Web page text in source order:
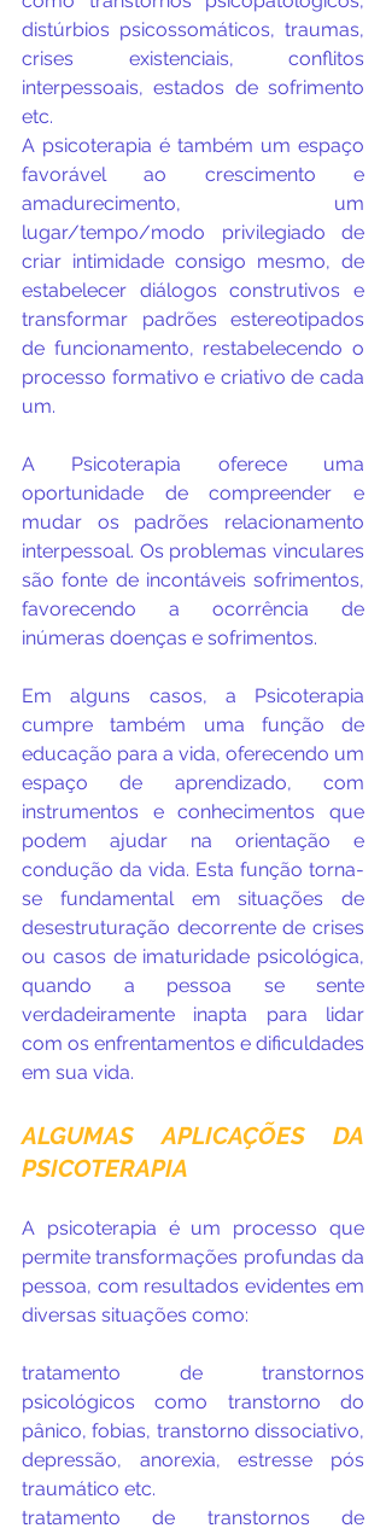
distúrbios psicossomáticos, traumas,
crises existenciais, conflitos
interpessoais, estados de sofrimento
etc.
A psicoterapia é também um espaço
favorável ao crescimento e
amadurecimento, um
lugar/tempo/modo privilegiado de
criar intimidade consigo mesmo, de
estabelecer diálogos construtivos e
transformar padrões estereotipados
de funcionamento, restabelecendo o
processo formativo e criativo de cada
um.
A Psicoterapia oferece uma
oportunidade de compreender e
mudar os padrões relacionamento
interpessoal. Os problemas vinculares
são fonte de incontáveis sofrimentos,
favorecendo a ocorrência de
inúmeras doenças e sofrimentos.
Em alguns casos, a Psicoterapia
cumpre também uma função de
educação para a vida, oferecendo um
espaço de aprendizado, com
instrumentos e conhecimentos que
podem ajudar na orientação e
condução da vida. Esta função torna-
se fundamental em situações de
desestruturação decorrente de crises
ou casos de imaturidade psicológica,
quando a pessoa se sente
verdadeiramente inapta para lidar
com os enfrentamentos e dificuldades
em sua vida.
ALGUMAS APLICAÇÕES DA
PSICOTERAPIA
A psicoterapia é um processo que
permite transformações profundas da
pessoa, com resultados evidentes em
diversas situações como:
tratamento de transtornos
psicológicos como transtorno do
pânico, fobias, transtorno dissociativo,
depressão, anorexia, estresse pós
traumático etc.
tratamento de transtornos de